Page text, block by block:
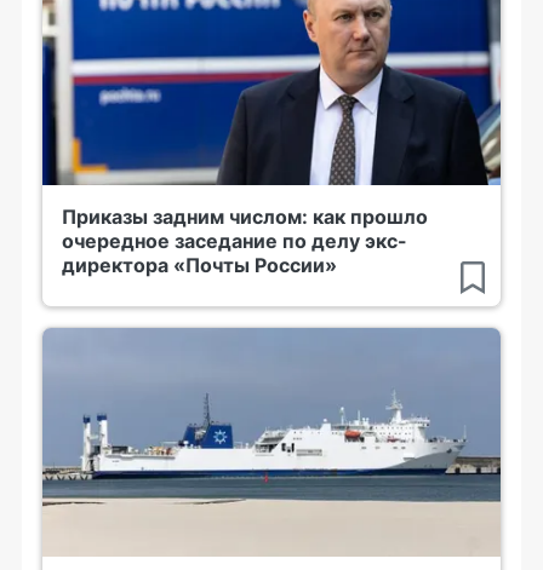
Приказы задним числом: как прошло
очередное заседание по делу экс-
директора «Почты России»